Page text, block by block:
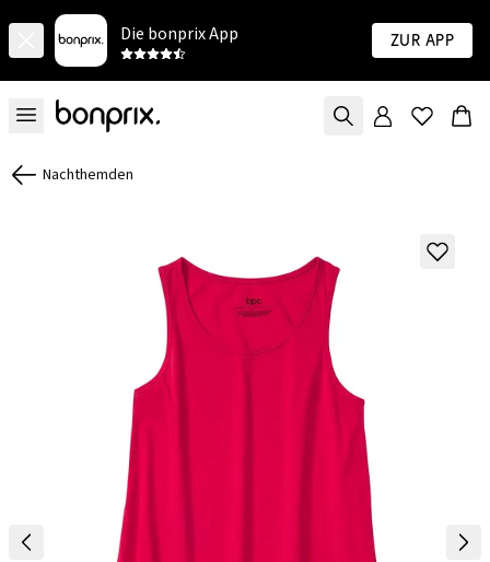
Die bonprix App Zur App
Nachthemden